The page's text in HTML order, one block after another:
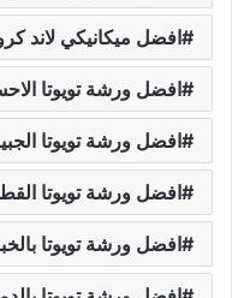
افضل ميكانيكي لاند
افضل ورشة تويوتا
افضل ورشة تويوتا
افضل ورشة تويوتا
افضل ورشة تويوتا